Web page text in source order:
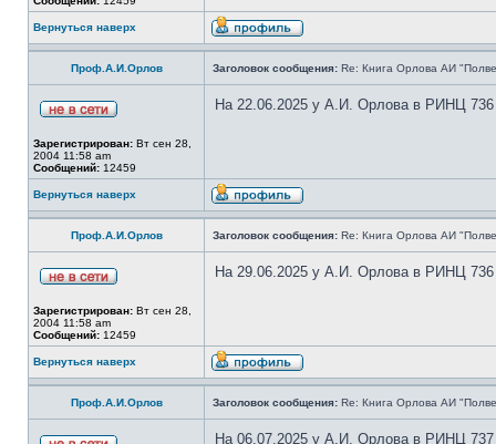
Вернуться наверх
Проф.А.И.Орлов Заголовок сообщения: Re: Книга Орлова АИ
Зарегистрирован: Вт сен 28,
2004 11:58 am
Сообщений: 12459
На 22.06.2025 у А.И. Орлова в РИНЦ 736
Вернуться наверх
Проф.А.И.Орлов Заголовок сообщения: Re: Книга Орлова АИ
Зарегистрирован: Вт сен 28,
2004 11:58 am
Сообщений: 12459
На 29.06.2025 у А.И. Орлова в РИНЦ 736
Вернуться наверх
Проф.А.И.Орлов Заголовок сообщения: Re: Книга Орлова АИ
На 06.07.2025 у А.И. Орлова в РИНЦ 737